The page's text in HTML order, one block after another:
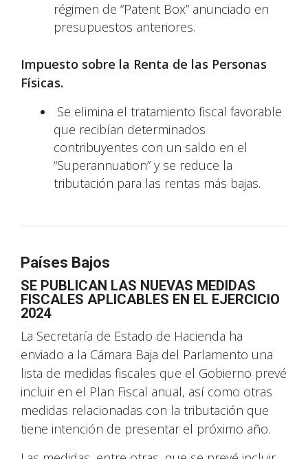
régimen de “Patent Box” anunciado en
presupuestos anteriores.
Impuesto sobre la Renta de las Personas
Físicas.
Se elimina el tratamiento fiscal favorable
que recibían determinados
contribuyentes con un saldo en el
“Superannuation” y se reduce la
tributación para las rentas más bajas.
Países Bajos
SE PUBLICAN LAS NUEVAS MEDIDAS
FISCALES APLICABLES EN EL EJERCICIO
2024
La Secretaría de Estado de Hacienda ha
enviado a la Cámara Baja del Parlamento una
lista de medidas fiscales que el Gobierno prevé
incluir en el Plan Fiscal anual, así como otras
medidas relacionadas con la tributación que
tiene intención de presentar el próximo año.